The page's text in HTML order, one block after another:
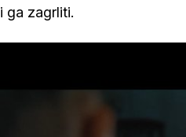
ga zagrliti.